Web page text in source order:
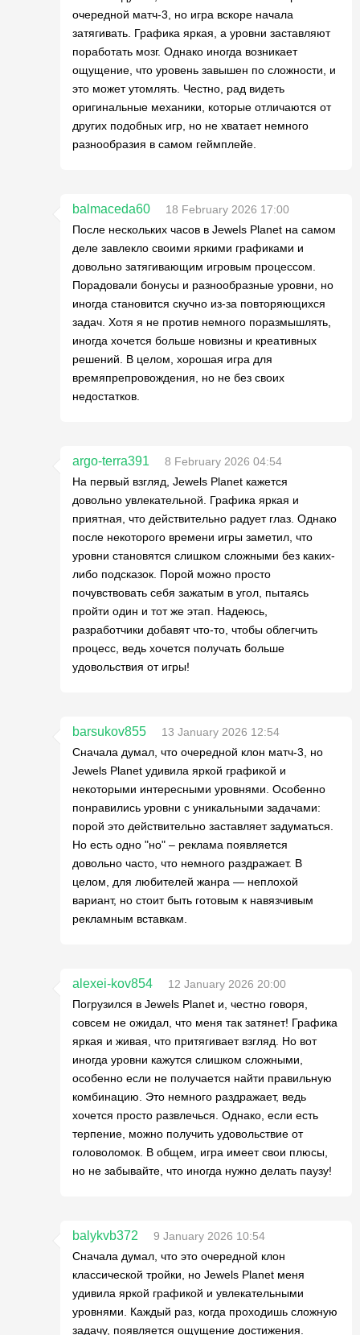
очередной матч-3, но игра вскоре начала
затягивать. Графика яркая, а уровни заставляют
поработать мозг. Однако иногда возникает
ощущение, что уровень завышен по сложности, и
это может утомлять. Честно, рад видеть
оригинальные механики, которые отличаются от
других подобных игр, но не хватает немного
разнообразия в самом геймплейе.
balmaceda60
18 February 2026 17:00
После нескольких часов в Jewels Planet на самом
деле завлекло своими яркими графиками и
довольно затягивающим игровым процессом.
Порадовали бонусы и разнообразные уровни, но
иногда становится скучно из-за повторяющихся
задач. Хотя я не против немного поразмышлять,
иногда хочется больше новизны и креативных
решений. В целом, хорошая игра для
времяпрепровождения, но не без своих
недостатков.
argo-terra391
8 February 2026 04:54
На первый взгляд, Jewels Planet кажется
довольно увлекательной. Графика яркая и
приятная, что действительно радует глаз. Однако
после некоторого времени игры заметил, что
уровни становятся слишком сложными без каких-
либо подсказок. Порой можно просто
почувствовать себя зажатым в угол, пытаясь
пройти один и тот же этап. Надеюсь,
разработчики добавят что-то, чтобы облегчить
процесс, ведь хочется получать больше
удовольствия от игры!
barsukov855
13 January 2026 12:54
Сначала думал, что очередной клон матч-3, но
Jewels Planet удивила яркой графикой и
некоторыми интересными уровнями. Особенно
понравились уровни с уникальными задачами:
порой это действительно заставляет задуматься.
Но есть одно "но" – реклама появляется
довольно часто, что немного раздражает. В
целом, для любителей жанра — неплохой
вариант, но стоит быть готовым к навязчивым
рекламным вставкам.
alexei-kov854
12 January 2026 20:00
Погрузился в Jewels Planet и, честно говоря,
совсем не ожидал, что меня так затянет! Графика
яркая и живая, что притягивает взгляд. Но вот
иногда уровни кажутся слишком сложными,
особенно если не получается найти правильную
комбинацию. Это немного раздражает, ведь
хочется просто развлечься. Однако, если есть
терпение, можно получить удовольствие от
головоломок. В общем, игра имеет свои плюсы,
но не забывайте, что иногда нужно делать паузу!
balykvb372
9 January 2026 10:54
Сначала думал, что это очередной клон
классической тройки, но Jewels Planet меня
удивила яркой графикой и увлекательными
уровнями. Каждый раз, когда проходишь сложную
задачу, появляется ощущение достижения.